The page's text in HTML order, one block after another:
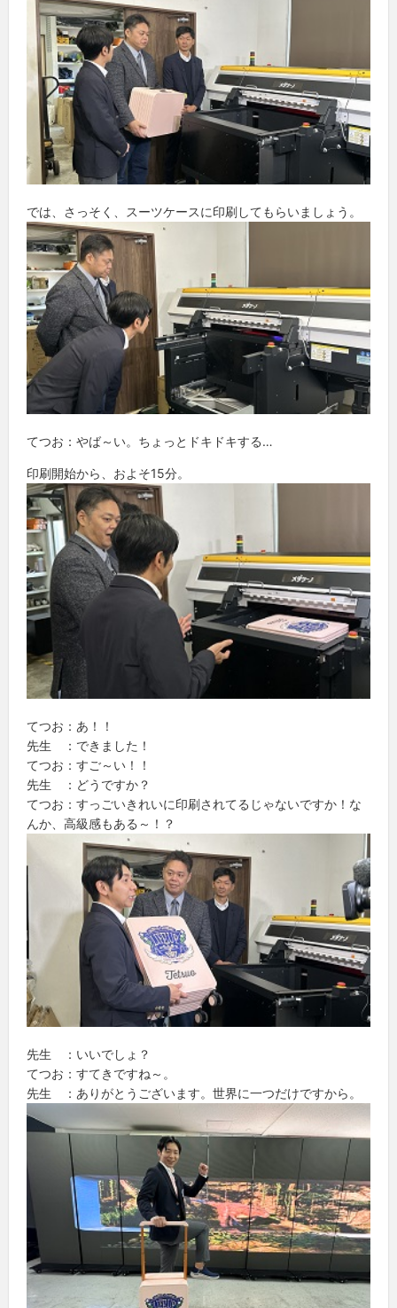
では、さっそく、スーツケースに印刷してもらいましょう。
てつお：やば～い。ちょっとドキドキする…
印刷開始から、およそ15分。
てつお：あ！！
先生 ：できました！
てつお：すご～い！！
先生 ：どうですか？
てつお：すっごいきれいに印刷されてるじゃないですか！な
んか、高級感もある～！？
先生 ：いいでしょ？
てつお：すてきですね～。
先生 ：ありがとうございます。世界に一つだけですから。